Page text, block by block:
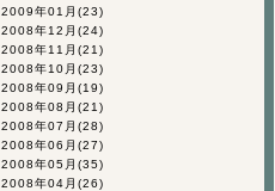
2009年01月 (23)
2008年12月 (24)
2008年11月 (21)
2008年10月 (23)
2008年09月 (19)
2008年08月 (21)
2008年07月 (28)
2008年06月 (27)
2008年05月 (35)
2008年04月 (26)